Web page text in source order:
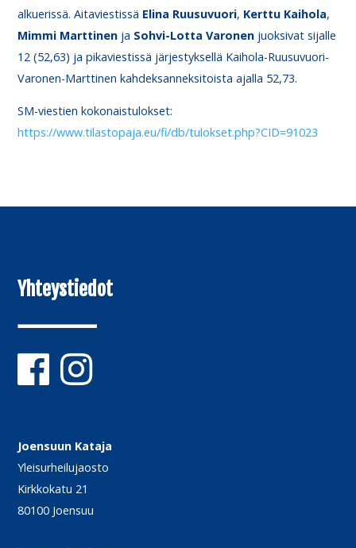
alkuerissä. Aitaviestissä Elina Ruusuvuori, Kerttu Kaihola,
Mimmi Marttinen ja Sohvi-Lotta Varonen juoksivat sijalle
12 (52,63) ja pikaviestissä järjestyksellä Kaihola-Ruusuvuori-
Varonen-Marttinen kahdeksanneksitoista ajalla 52,73.
SM-viestien kokonaistulokset:
https://www.tilastopaja.eu/fi/db/tulokset.php?CID=91023
Yhteystiedot
Joensuun Kataja
Yleisurheilujaosto
Kirkkokatu 21
80100 Joensuu